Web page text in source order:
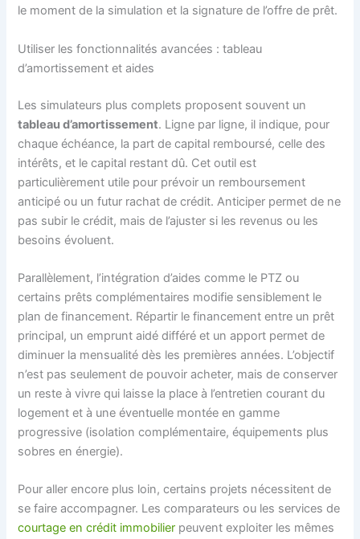
le moment de la simulation et la signature de l’offre de prêt.
Utiliser les fonctionnalités avancées : tableau
d’amortissement et aides
Les simulateurs plus complets proposent souvent un
tableau d’amortissement. Ligne par ligne, il indique, pour
chaque échéance, la part de capital remboursé, celle des
intérêts, et le capital restant dû. Cet outil est
particulièrement utile pour prévoir un remboursement
anticipé ou un futur rachat de crédit. Anticiper permet de ne
pas subir le crédit, mais de l’ajuster si les revenus ou les
besoins évoluent.
Parallèlement, l’intégration d’aides comme le PTZ ou
certains prêts complémentaires modifie sensiblement le
plan de financement. Répartir le financement entre un prêt
principal, un emprunt aidé différé et un apport permet de
diminuer la mensualité dès les premières années. L’objectif
n’est pas seulement de pouvoir acheter, mais de conserver
un reste à vivre qui laisse la place à l’entretien courant du
logement et à une éventuelle montée en gamme
progressive (isolation complémentaire, équipements plus
sobres en énergie).
Pour aller encore plus loin, certains projets nécessitent de
se faire accompagner. Les comparateurs ou les services de
courtage en crédit immobilier peuvent exploiter les mêmes